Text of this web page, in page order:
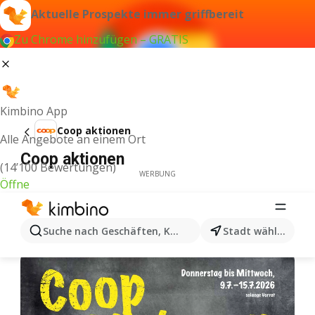
Aktuelle Prospekte immer griffbereit
Zu Chrome hinzufügen – GRATIS
Kimbino App
Alle Angebote an einem Ort
(14’100 Bewertungen)
Öffne
Suche nach Geschäften, Kategorien, Produkten...
Stadt wählen
Coop aktionen
Coop aktionen
WERBUNG